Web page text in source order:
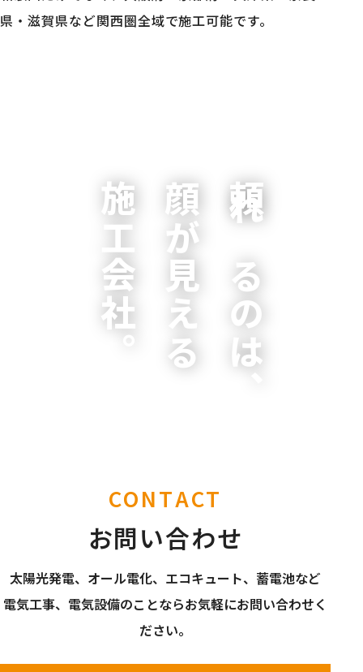
県・滋賀県など関西圏全域で施工可能です。
頼れるのは、
顔が見える
施工会社。
CONTACT
お問い合わせ
太陽光発電、オール電化、エコキュート、蓄電池など
電気工事、電気設備のことならお気軽にお問い合わせく
ださい。